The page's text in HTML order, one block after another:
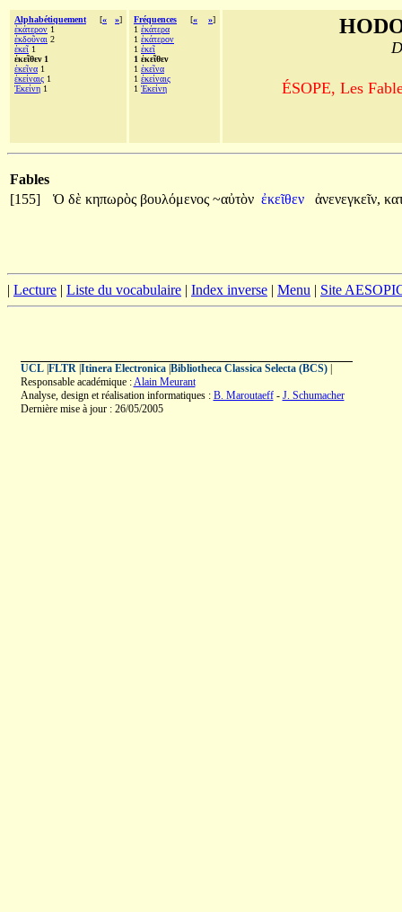
Alphabétiquement [« »]
ἑκάτερον 1
ἐκδοῦναι 2
ἐκεῖ 1
ἐκεῖθεν 1
ἐκεῖνα 1
ἐκείναις 1
Ἐκείνη 1
Fréquences [« »]
1 ἑκάτερα
1 ἑκάτερον
1 ἐκεῖ
1 ἐκεῖθεν
1 ἐκεῖνα
1 ἐκείναις
1 Ἐκείνη ÉSOPE, Les
Fables
[155]
Ὁ δὲ κηπωρὸς βουλόμενος ~αὐτὸν ἐκεῖθεν ἀνενεγκεῖν,
| Lecture | Liste du vocabulaire | Index inverse | Menu | Site
UCL| FLTR| Itinera Electronica| Bibliotheca Classica Selecta (BCS)|
Responsable académique :Alain Meurant
Analyse, design et réalisation informatiques : B. Maroutaeff- J. Schumacher
Dernière mise à jour : 26/05/2005